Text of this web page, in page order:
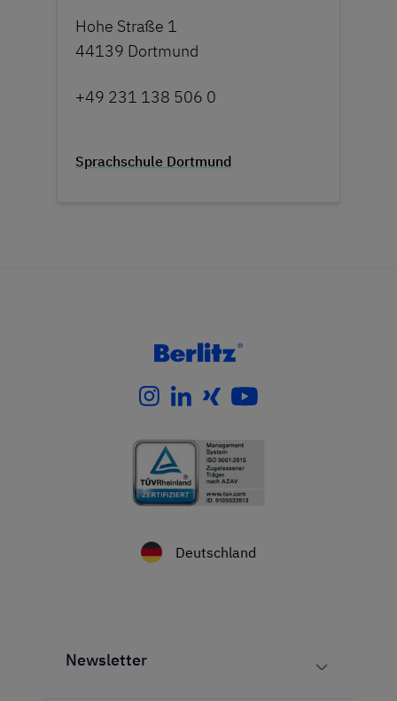
Hohe Straße 1
44139 Dortmund
+49 231 138 506 0
Sprachschule Dortmund
Deutschland
Newsletter